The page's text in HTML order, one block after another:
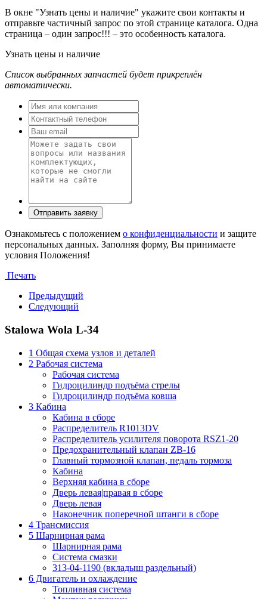
В окне "Узнать цены и наличие" укажите свои контакты и
отправьте частичный запрос по этой странице каталога. Одна
страница – один запрос!!! – это особенность каталога.
Узнать цены и наличие
Список выбранных запчастей будет прикреплён
автоматически.
Ознакомьтесь с положением о конфиденциальности и защите
персональных данных. Заполняя форму, Вы принимаете
условия Положения!
Печать
Предыдущий
Следующий
Stalowa Wola L-34
1 Общая схема узлов и деталей
2 Рабочая система
Рабочая система
Гидроцилиндр подъёма стрелы
Гидроцилиндр подъёма ковша
3 Кабина
Кабина в сборе
Распределитель R1013DV
Распределитель усилителя поворота RSZ1-20
Предохранительный клапан ZB-16
Главный тормозной клапан, педаль тормоза
Кабина
Верхняя кабина в сборе
Дверь левая|правая в сборе
Дверь левая
Наконечник поперечной штанги в сборе
4 Трансмиссия
5 Шарнирная рама
Шарнирная рама
Система смазки
313-04-1190 (вкладыш раздельный)
6 Двигатель и охлаждение
Топливная система